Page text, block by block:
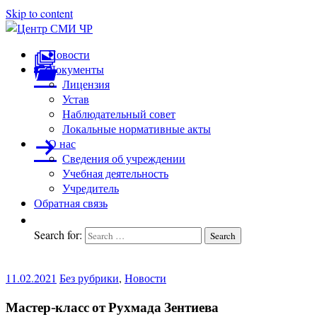
Skip to content
Центр
СМИ
подготовка
переподготовка
работников
Новости
Документы
Лицензия
Устав
Наблюдательный совет
Локальные нормативные акты
О нас
Сведения об учреждении
Учебная деятельность
Учредитель
Обратная связь
Search for: Search
11.02.2021 Без рубрики, Новости
Мастер-класс от Рухмада Зентиева